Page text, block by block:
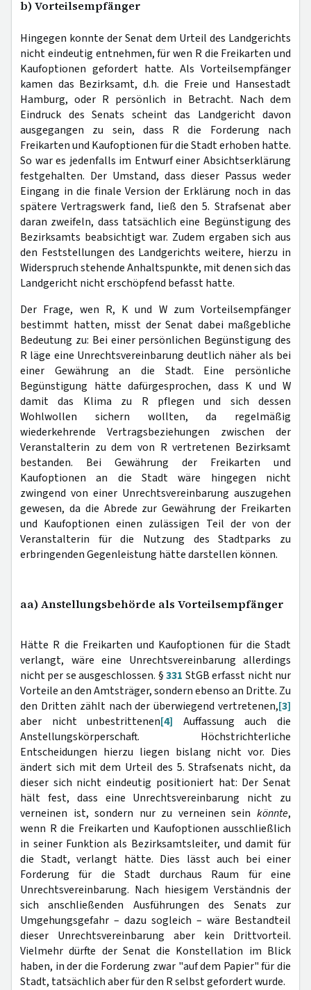
b) Vorteilsempfänger
Hingegen konnte der Senat dem Urteil des Landgerichts
nicht eindeutig entnehmen, für wen R die Freikarten und
Kaufoptionen gefordert hatte. Als Vorteilsempfänger
kamen das Bezirksamt, d.h. die Freie und Hansestadt
Hamburg, oder R persönlich in Betracht. Nach dem
Eindruck des Senats scheint das Landgericht davon
ausgegangen zu sein, dass R die Forderung nach
Freikarten und Kaufoptionen für die Stadt erhoben hatte.
So war es jedenfalls im Entwurf einer Absichtserklärung
festgehalten. Der Umstand, dass dieser Passus weder
Eingang in die finale Version der Erklärung noch in das
spätere Vertragswerk fand, ließ den 5. Strafsenat aber
daran zweifeln, dass tatsächlich eine Begünstigung des
Bezirksamts beabsichtigt war. Zudem ergaben sich aus
den Feststellungen des Landgerichts weitere, hierzu in
Widerspruch stehende Anhaltspunkte, mit denen sich das
Landgericht nicht erschöpfend befasst hatte.
Der Frage, wen R, K und W zum Vorteilsempfänger
bestimmt hatten, misst der Senat dabei maßgebliche
Bedeutung zu: Bei einer persönlichen Begünstigung des
R läge eine Unrechtsvereinbarung deutlich näher als bei
einer Gewährung an die Stadt. Eine persönliche
Begünstigung hätte dafürgesprochen, dass K und W
damit das Klima zu R pflegen und sich dessen
Wohlwollen sichern wollten, da regelmäßig
wiederkehrende Vertragsbeziehungen zwischen der
Veranstalterin zu dem von R vertretenen Bezirksamt
bestanden. Bei Gewährung der Freikarten und
Kaufoptionen an die Stadt wäre hingegen nicht
zwingend von einer Unrechtsvereinbarung auszugehen
gewesen, da die Abrede zur Gewährung der Freikarten
und Kaufoptionen einen zulässigen Teil der von der
Veranstalterin für die Nutzung des Stadtparks zu
erbringenden Gegenleistung hätte darstellen können.
aa) Anstellungsbehörde als Vorteilsempfänger
Hätte R die Freikarten und Kaufoptionen für die Stadt
verlangt, wäre eine Unrechtsvereinbarung allerdings
nicht per se ausgeschlossen. §331 StGB erfasst nicht nur
Vorteile an den Amtsträger, sondern ebenso an Dritte. Zu
den Dritten zählt nach der überwiegend vertretenen,[3]
aber nicht unbestrittenen[4] Auffassung auch die
Anstellungskörperschaft. Höchstrichterliche
Entscheidungen hierzu liegen bislang nicht vor. Dies
ändert sich mit dem Urteil des 5. Strafsenats nicht, da
dieser sich nicht eindeutig positioniert hat: Der Senat
hält fest, dass eine Unrechtsvereinbarung nicht zu
verneinen ist, sondern nur zu verneinen sein könnte,
wenn R die Freikarten und Kaufoptionen ausschließlich
in seiner Funktion als Bezirksamtsleiter, und damit für
die Stadt, verlangt hätte. Dies lässt auch bei einer
Forderung für die Stadt durchaus Raum für eine
Unrechtsvereinbarung. Nach hiesigem Verständnis der
sich anschließenden Ausführungen des Senats zur
Umgehungsgefahr – dazu sogleich – wäre Bestandteil
dieser Unrechtsvereinbarung aber kein Drittvorteil.
Vielmehr dürfte der Senat die Konstellation im Blick
haben, in der die Forderung zwar "auf dem Papier" für die
Stadt, tatsächlich aber für den R selbst gefordert wurde.